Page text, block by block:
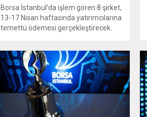
Borsa İstanbul’da işlem gören 8 şirket,
13-17 Nisan haftasında yatırımcılarına
temettü ödemesi gerçekleştirecek.